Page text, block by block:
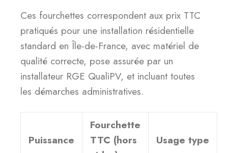
Ces fourchettes correspondent aux prix TTC
pratiqués pour une installation résidentielle
standard en Île-de-France, avec matériel de
qualité correcte, pose assurée par un
installateur RGE QualiPV, et incluant toutes
les démarches administratives.
Puissance
Fourchette
TTC (hors
Usage type